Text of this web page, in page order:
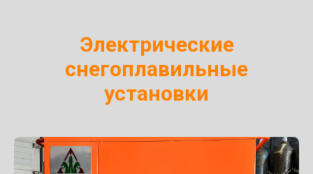
Электрические
снегоплавильные
установки